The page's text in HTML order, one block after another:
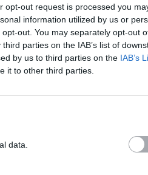
opt-out request is processed you
information utilized by us or
out. You may separately opt-out
parties on the IAB’s list of
by us to third parties on the IAB’s
it to other third parties.
data.
van hoe de
17.